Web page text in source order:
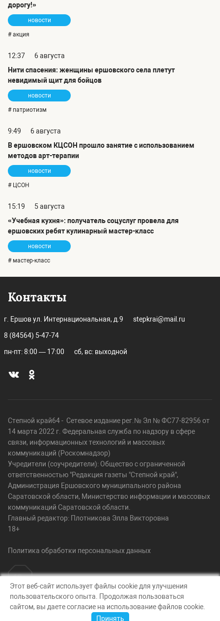
дорогу!»
новости
# акция
12:37
6 августа
Нити спасения: женщины ершовского села плетут
невидимый щит для бойцов
новости
# патриотизм
9:49
6 августа
В ершовском КЦСОН прошло занятие с использованием
методов арт-терапии
новости
# ЦСОН
15:19
5 августа
«Учебная кухня»: получатель соцуслуг провела для
ершовских ребят кулинарный мастер-класс
новости
# мастер-класс
Контакты
г. Ершов ул. Интернациональная, д.9 stepkrai@mail.ru
8 (84564) 5-47-74
пн-пт: 8:00 — 17:00 сб, вс: выходной
Степной край64 - Сетевое издание рег.№ Эл № ФС77-82956 от
14 марта 2022 г. Федеральная служба по надзору в сфере
связи, информационных технологий и массовых
коммуникаций (Роскомнадзор)
Учредители (соучредители): Общество с ограниченной
ответственностью "Редакция газеты "Степной край",
Администрация Ершовского муниципального района
Саратовской области, Министерство информации и массовых
коммуникаций Саратовской области.
Главный редактор: Плотникова Элла Викторовна
18+
Политика обработки персональных данных
© Степной край64, 2026
Создание сайта — nopreset
Этот веб-сайт использует файлы cookie для улучшения
пользовательского опыта. Продолжая пользоваться
сайтом, вы даете согласие на использование файлов cookie.
Принять